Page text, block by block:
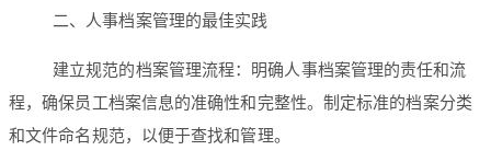
二、人事档案管理的最佳实践
建立规范的档案管理流程：明确人事档案管理的责任和流
程，确保员工档案信息的准确性和完整性。制定标准的档案分类
和文件命名规范，以便于查找和管理。